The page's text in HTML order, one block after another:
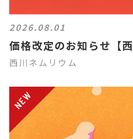
2026.08.01
価格改定のお知らせ【西
西川ネムリウム